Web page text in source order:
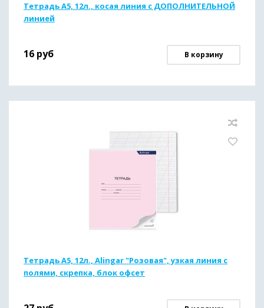
Тетрадь А5, 12л., косая линия с ДОПОЛНИТЕЛЬНОЙ
линией
16 руб В корзину
Тетрадь А5, 12л., Alingar "Розовая", узкая линия с
полями, скрепка, блок офсет